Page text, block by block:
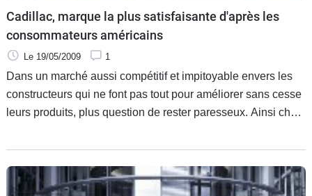
Cadillac, marque la plus satisfaisante d'après les
consommateurs américains
Le 19/05/2009 1
Dans un marché aussi compétitif et impitoyable envers les
constructeurs qui ne font pas tout pour améliorer sans cesse
leurs produits, plus question de rester paresseux. Ainsi chez
bonne vieille limousine à l’ancienne qu’on associait
autrefois souvent au blason de la marque. Le constructeur
américain n’avait de toute façon pas le choix compte tenu de